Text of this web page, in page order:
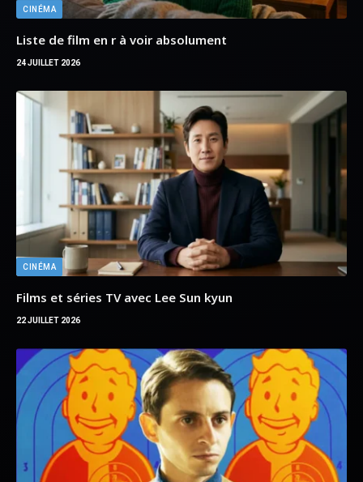
CINÉMA
Films et séries TV avec Lee Sun kyun
22 JUILLET 2026
CINÉMA
Films et séries TV avec Moisés Arias
20 JUILLET 2026
DERNIERS ARTICLES